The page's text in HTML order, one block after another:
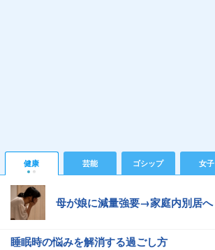
健康 芸能 ゴシップ 女子
母が娘に減量強要→家庭内別居へ
睡眠時の悩みを解消する過ごし方